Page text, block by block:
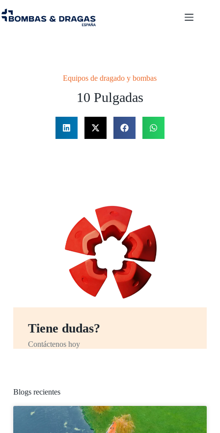
Equipos de dragado y bombas
10 Pulgadas
Tiene dudas?
Contáctenos hoy
Blogs recientes